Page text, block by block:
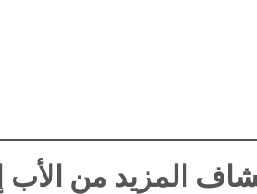
المزيد من الأب